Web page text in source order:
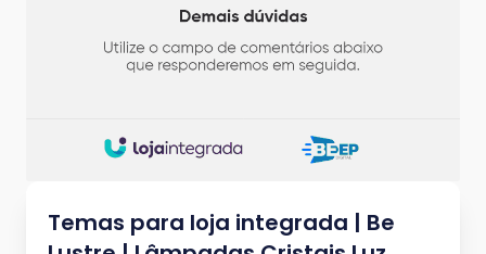
Temas para loja integrada | Be